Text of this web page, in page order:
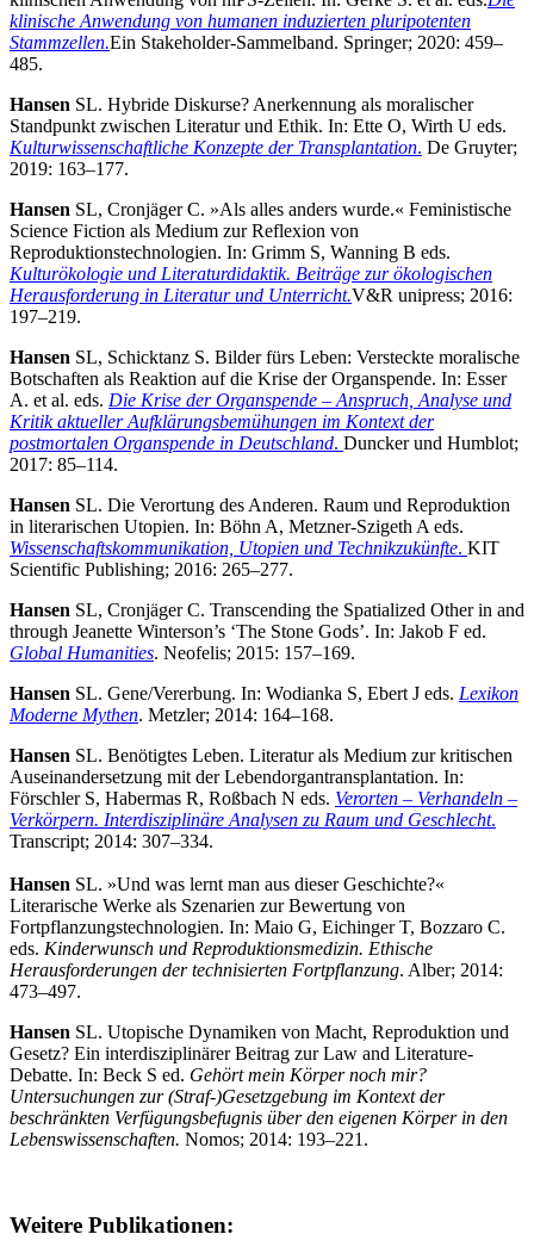
klinische Anwendung von humanen induzierten pluripotenten
Stammzellen.Ein Stakeholder-Sammelband. Springer; 2020: 459–
485.
Hansen SL. Hybride Diskurse? Anerkennung als moralischer
Standpunkt zwischen Literatur und Ethik. In: Ette O, Wirth U eds.
Kulturwissenschaftliche Konzepte der Transplantation. De Gruyter;
2019: 163–177.
Hansen SL, Cronjäger C. »Als alles anders wurde.« Feministische
Science Fiction als Medium zur Reflexion von
Reproduktionstechnologien. In: Grimm S, Wanning B eds.
Kulturökologie und Literaturdidaktik. Beiträge zur ökologischen
Herausforderung in Literatur und Unterricht.V&R unipress; 2016:
197–219.
Hansen SL, Schicktanz S. Bilder fürs Leben: Versteckte moralische
Botschaften als Reaktion auf die Krise der Organspende. In: Esser
A. et al. eds. Die Krise der Organspende – Anspruch, Analyse und
Kritik aktueller Aufklärungsbemühungen im Kontext der
postmortalen Organspende in Deutschland. Duncker und Humblot;
2017: 85–114.
Hansen SL. Die Verortung des Anderen. Raum und Reproduktion
in literarischen Utopien. In: Böhn A, Metzner-Szigeth A eds.
Wissenschaftskommunikation, Utopien und Technikzukünfte. KIT
Scientific Publishing; 2016: 265–277.
Hansen SL, Cronjäger C. Transcending the Spatialized Other in and
through Jeanette Winterson’s ‘The Stone Gods’. In: Jakob F ed.
Global Humanities. Neofelis; 2015: 157–169.
Hansen SL. Gene/Vererbung. In: Wodianka S, Ebert J eds. Lexikon
Moderne Mythen. Metzler; 2014: 164–168.
Hansen SL. Benötigtes Leben. Literatur als Medium zur kritischen
Auseinandersetzung mit der Lebendorgantransplantation. In:
Förschler S, Habermas R, Roßbach N eds. Verorten – Verhandeln –
Verkörpern. Interdisziplinäre Analysen zu Raum und Geschlecht.
Transcript; 2014: 307–334.
Hansen SL. »Und was lernt man aus dieser Geschichte?«
Literarische Werke als Szenarien zur Bewertung von
Fortpflanzungstechnologien. In: Maio G, Eichinger T, Bozzaro C.
eds. Kinderwunsch und Reproduktionsmedizin. Ethische
Herausforderungen der technisierten Fortpflanzung. Alber; 2014:
473–497.
Hansen SL. Utopische Dynamiken von Macht, Reproduktion und
Gesetz? Ein interdisziplinärer Beitrag zur Law and Literature-
Debatte. In: Beck S ed. Gehört mein Körper noch mir?
Untersuchungen zur (Straf-)Gesetzgebung im Kontext der
beschränkten Verfügungsbefugnis über den eigenen Körper in den
Lebenswissenschaften. Nomos; 2014: 193–221.
Weitere Publikationen: